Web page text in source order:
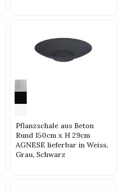
Pflanzschale aus Beton
Rund 150cm x H 29cm
AGNESE lieferbar in Weiss,
Grau, Schwarz